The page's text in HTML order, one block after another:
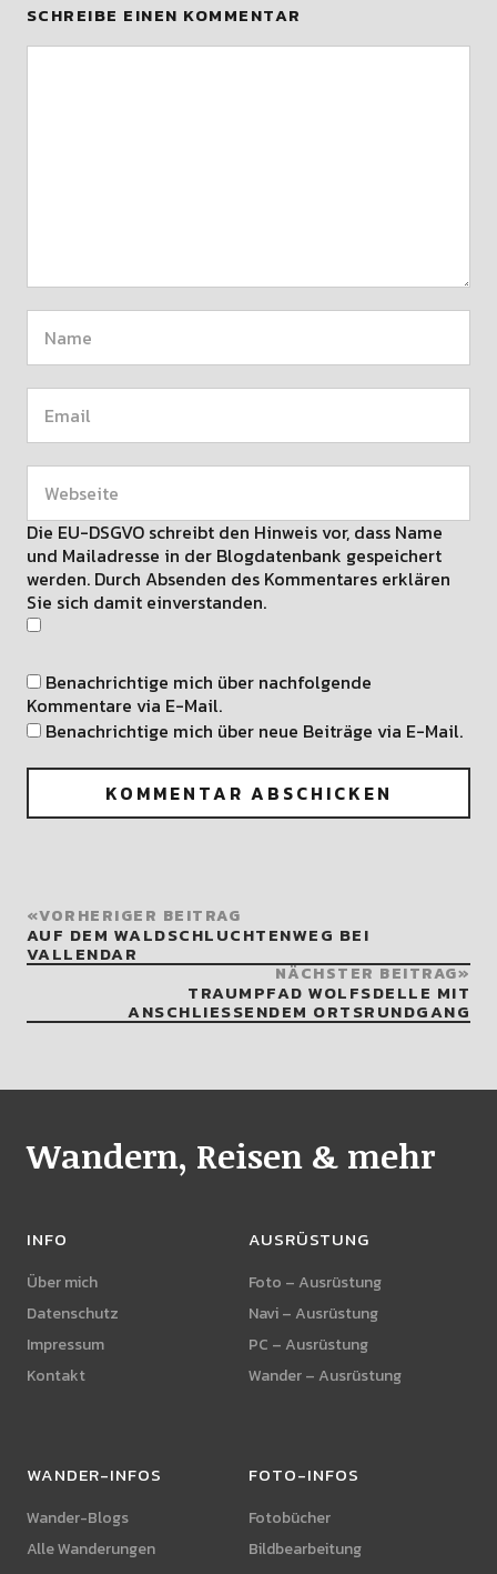
SCHREIBE EINEN KOMMENTAR
Die EU-DSGVO schreibt den Hinweis vor, dass Name
und Mailadresse in der Blogdatenbank gespeichert
werden. Durch Absenden des Kommentares erklären
Sie sich damit einverstanden.
Benachrichtige mich über nachfolgende
Kommentare via E-Mail.
Benachrichtige mich über neue Beiträge via E-Mail.
VORHERIGER BEITRAG
AUF DEM WALDSCHLUCHTENWEG BEI
VALLENDAR
NÄCHSTER BEITRAG
TRAUMPFAD WOLFSDELLE MIT
ANSCHLIESSENDEM ORTSRUNDGANG
Wandern, Reisen & mehr
INFO
Über mich
Datenschutz
Impressum
Kontakt
AUSRÜSTUNG
Foto – Ausrüstung
Navi – Ausrüstung
PC – Ausrüstung
Wander – Ausrüstung
WANDER-INFOS
Wander-Blogs
Alle Wanderungen
FOTO-INFOS
Fotobücher
Bildbearbeitung